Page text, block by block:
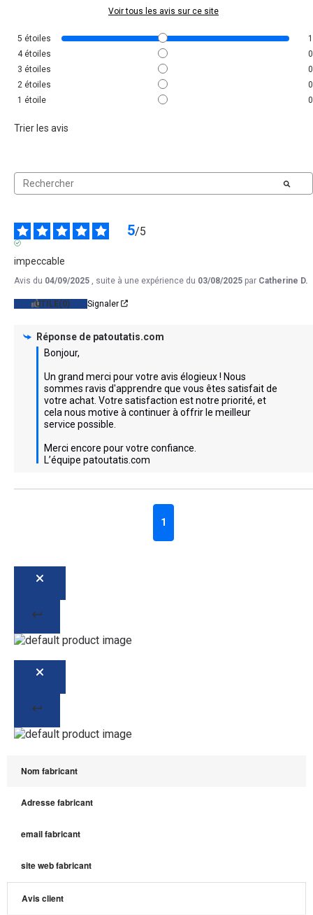
Voir tous les avis sur ce site
5 étoiles
1
4 étoiles
0
3 étoiles
0
2 étoiles
0
1 étoile 0
Trier les avis
5/5
impeccable
Avis du 04/09/2025 , suite à une expérience du 03/08/2025 par Catherine D.
UTILE(0) Signaler
Réponse de patoutatis.com
Bonjour,
Un grand merci pour votre avis élogieux ! Nous
sommes ravis d'apprendre que vous êtes satisfait de
votre achat. Votre satisfaction est notre priorité, et
cela nous motive à continuer à offrir le meilleur
service possible.
Merci encore pour votre confiance.
L’équipe patoutatis.com
1
Nom fabricant
Adresse fabricant
email fabricant
site web fabricant
Avis client